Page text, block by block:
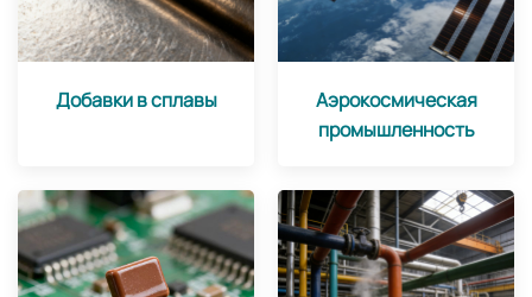
Добавки в сплавы
Аэрокосмическая
промышленность